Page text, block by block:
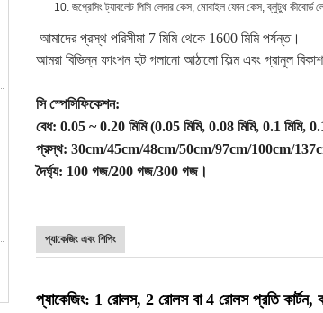
জপ্রেসিং ট্যাবলেট পিসি লেদার কেস, মোবাইল ফোন কেস, ব্লুটুথ কীবোর্ড
আমাদের প্রস্থ পরিসীমা 7 মিমি থেকে 1600 মিমি পর্যন্ত।
আমরা বিভিন্ন ফাংশন হট গলানো আঠালো ফিল্ম এবং গ্রানুল
সি স্পেসিফিকেশন:
বেধ: 0.05 ~ 0.20 মিমি (0.05 মিমি, 0.08 মিমি, 0.1 মিমি,
প্রস্থ: 30cm/45cm/48cm/50cm/97cm/100cm/
দৈর্ঘ্য: 100 গজ/200 গজ/300 গজ।
প্যাকেজিং এবং শিপিং
প্যাকেজিং: 1 রোলস, 2 রোলস বা 4 রোলস প্রতি কার্টন,